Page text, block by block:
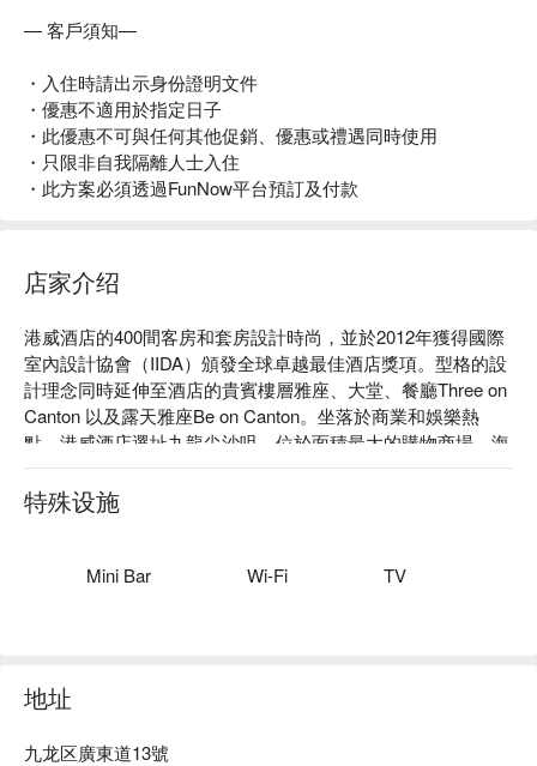
— 客戶須知—
・入住時請出示身份證明文件
・優惠不適用於指定日子
・此優惠不可與任何其他促銷、優惠或禮遇同時使用
・只限非自我隔離人士入住
・此方案必須透過FunNow平台預訂及付款
店家介绍
港威酒店的400間客房和套房設計時尚，並於2012年獲得國際
室內設計協會（IIDA）頒發全球卓越最佳酒店獎項。型格的設
計理念同時延伸至酒店的貴賓樓層雅座、大堂、餐廳Three on
Canton 以及露天雅座Be on Canton。坐落於商業和娛樂熱
點，港威酒店選址九龍尖沙咀，位於面積最大的購物商場—海
港城，為賓客提供與眾不同的休閒、住宿和購物體驗。
全新的貴賓樓層以流線型設計、貼心服務和先進設備迎接賓
客。貴賓樓層的客人可自由進出行政酒廊，享用每日免費早
位於世上其中一個美食之都，港威酒店當然擁有不同凡響的餐
地點，提供餐膳、雞尾酒、開胃酒及美味小菜，隨時歡迎賓客
特殊设施
Mini Bar Wi-Fi TV
地址
九龙区廣東道13號